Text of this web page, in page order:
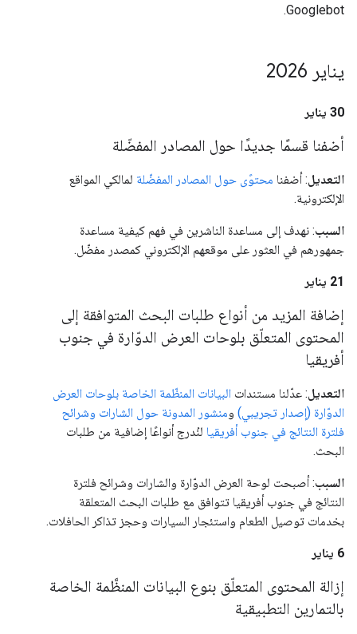
Googlebot.
يناير 2026
‫30 يناير
أضفنا قسمًا جديدًا حول المصادر المفضّلة
التعديل: أضفنا محتوًى حول المصادر المفضّلة لمالكي المواقع
الإلكترونية.
السبب: نهدف إلى مساعدة الناشرين في فهم كيفية مساعدة
جمهورهم في العثور على موقعهم الإلكتروني كمصدر مفضّل.
‫21 يناير
إضافة المزيد من أنواع طلبات البحث المتوافقة إلى
المحتوى المتعلّق بلوحات العرض الدوّارة في جنوب
أفريقيا
التعديل: عدّلنا مستندات البيانات المنظّمة الخاصة بلوحات العرض
الدوّارة (إصدار تجريبي) ومنشور المدونة حول الشارات وشرائح
فلترة النتائج في جنوب أفريقيا لنُدرج أنواعًا إضافية من طلبات
البحث.
السبب: أصبحت لوحة العرض الدوّارة والشارات وشرائح فلترة
النتائج في جنوب أفريقيا تتوافق مع طلبات البحث المتعلقة
بخدمات توصيل الطعام واستئجار السيارات وحجز تذاكر الحافلات.
‫6 يناير
إزالة المحتوى المتعلّق بنوع البيانات المنظَّمة الخاصة
بالتمارين التطبيقية